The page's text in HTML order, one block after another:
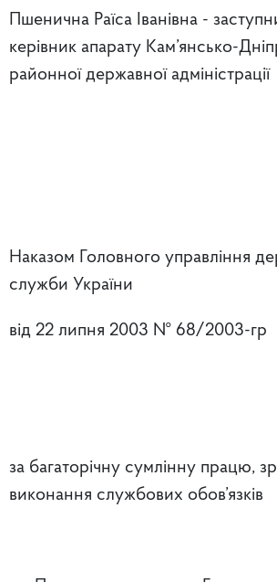
Пшенична Раїса Іванівна -
керівник апарату Кам’янсько-
районної державної адміністрації
Наказом Головного управління
служби України
від 22 липня 2003 № 68/2003-гр
за багаторічну сумлінну працю,
виконання службових обов’язків